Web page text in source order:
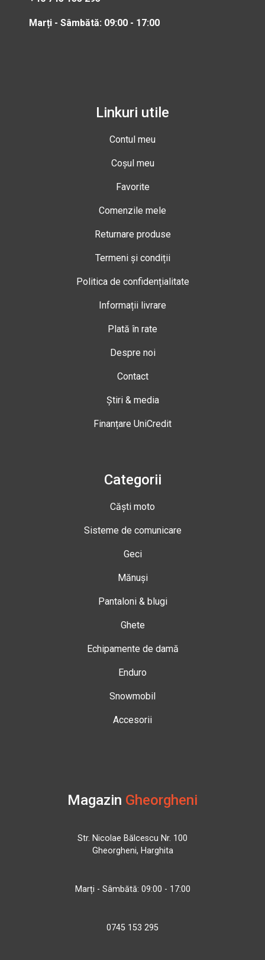
Marți - Sâmbătă: 09:00 - 17:00
Linkuri utile
Contul meu
Coșul meu
Favorite
Comenzile mele
Returnare produse
Termeni și condiții
Politica de confidențialitate
Informații livrare
Plată în rate
Despre noi
Contact
Știri & media
Finanțare UniCredit
Categorii
Căști moto
Sisteme de comunicare
Geci
Mănuși
Pantaloni & blugi
Ghete
Echipamente de damă
Enduro
Snowmobil
Accesorii
Magazin Gheorgheni
Str. Nicolae Bălcescu Nr. 100
Gheorgheni, Harghita
Marți - Sâmbătă: 09:00 - 17:00
0745 153 295